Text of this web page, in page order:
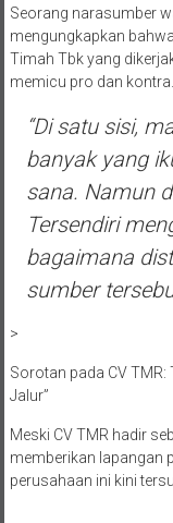
Seorang narasumber
mengungkapkan
Timah Tbk yang
memicu pro dan kontra.
“Di satu sisi,
banyak yang
sana. Namun
Tersendiri
bagaimana
sumber
>
Sorotan pada CV
Jalur”
Meski CV TMR hadir
memberikan lapangan
perusahaan ini kini